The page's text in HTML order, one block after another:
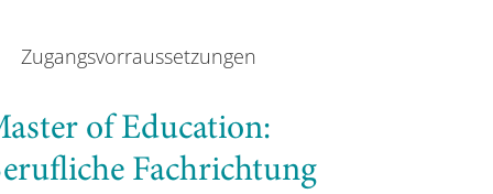
Zugangsvorraussetzungen
of Education:
Fachrichtung